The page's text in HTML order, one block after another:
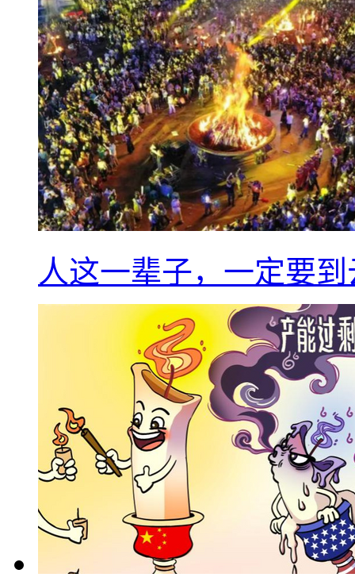
人这一辈子，一定要